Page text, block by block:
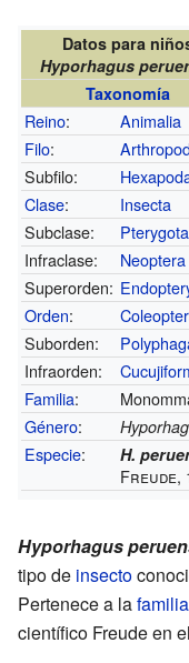
Datos para
Hyporhagus
Taxonomía
Reino:
Animalia
Filo:
Subfilo:
Clase:
Insecta
Subclase:
Pterygota
Infraclase:
Neoptera
Superorden:
Orden:
Suborden:
Infraorden:
Familia:
Género:
Especie: H.
Freude,
Hyporhagus
tipo de insecto
Pertenece a lafamilia
científico Freude en